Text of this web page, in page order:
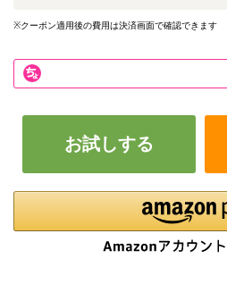
※クーポン適用後の費用は決済画面で確認できます
お試しする